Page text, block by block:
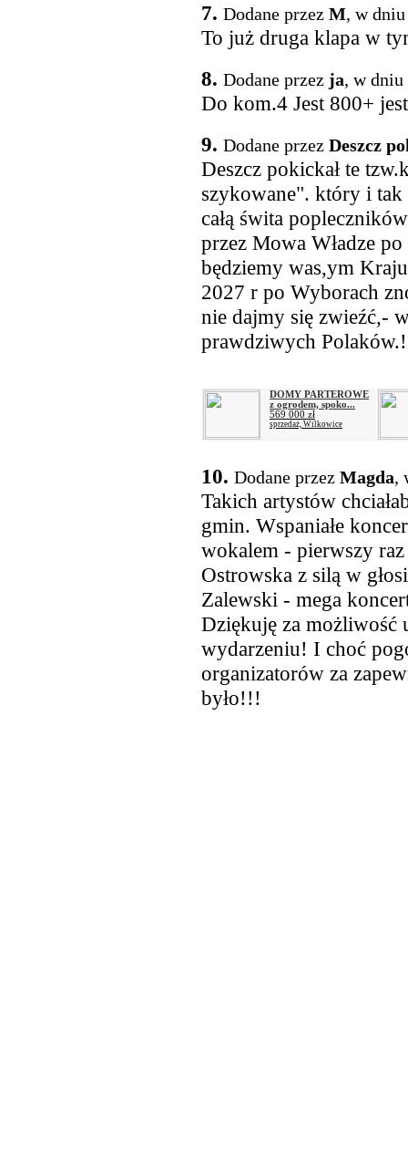
7. Dodane przez M, w
To już druga klapa w
8. Dodane przez ja, w dniu
Do kom.4 Jest 800+
9. Dodane przez Deszcz
Deszcz pokickał te
szykowane". który i
całą świta
przez Mowa Władze
będziemy was,ym
2027 r po Wyborach
nie dajmy się zwieźć,-
prawdziwych
DOMY PARTEROWE
z ogrodem, spoko...
569 000 zł
sprzedaż, Wilkowice
10. Dodane przez Magda,
Takich artystów
gmin. Wspaniałe
wokalem - pierwszy raz
Ostrowska z silą w
Zalewski - mega
Dziękuję za możliwość
wydarzeniu! I choć
organizatorów za
było!!!